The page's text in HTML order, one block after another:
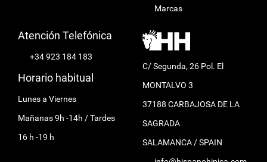
Marcas
Atención Telefónica
+34 923 184 183
Horario habitual
Lunes a Viernes
Mañanas 9h -14h / Tardes
16 h -19 h
C/ Segunda, 26 Pol. El
MONTALVO 3
37188 CARBAJOSA DE LA
SAGRADA
SALAMANCA / SPAIN